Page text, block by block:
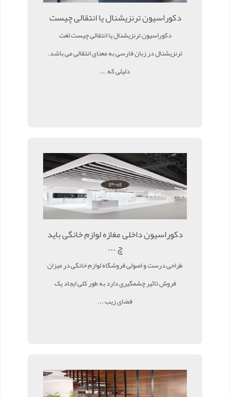
دکوراسیون ترنزیشنال یا انتقالی چیست
دکوراسیون ترنزیشنال یا انتقالی چیست لغت
ترنزیشنال در زبان فارسی به معنای انتقالی می باشد.
دلیلی که ...
دکوراسیون داخلی مغازه لوازم خانگی باید
چ ...
طراحی درست و اصولی فروشگاه لوازم خانگی در میزان
فروش تاثیر چشمگیری دارد به طور کلی ایجاد یک
فضای زیب ...